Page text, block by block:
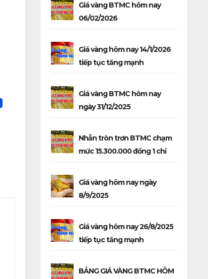
Giá vàng BTMC hôm nay
06/02/2026
Giá vàng hôm nay 14/1/2026
tiếp tục tăng mạnh
Giá vàng BTMC hôm nay
ngày 31/12/2025
Nhẫn tròn trơn BTMC chạm
mức 15.300.000 đồng 1 chỉ
Giá vàng hôm nay ngày
8/9/2025
Giá vàng hôm nay 26/8/2025
tiếp tục tăng mạnh
BẢNG GIÁ VÀNG BTMC HÔM